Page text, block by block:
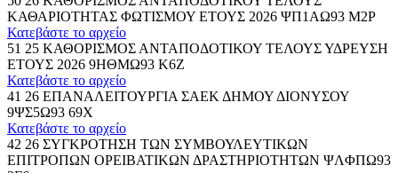
ΚΑΘΑΡΙΟΤΗΤΑΣ ΦΩΤΙΣΜΟΥ ΕΤΟΥΣ 2026 ΨΠ1ΑΩ93 Μ2Ρ
Κατεβάστε το αρχείο
51 25 ΚΑΘΟΡΙΣΜΟΣ ΑΝΤΑΠΟΔΟΤΙΚΟΥ ΤΕΛΟΥΣ ΥΔΡΕΥΣΗ
ΕΤΟΥΣ 2026 9ΗΘΜΩ93 Κ6Ζ
Κατεβάστε το αρχείο
41 26 ΕΠΑΝΑΛΕΙΤΟΥΡΓΙΑ ΣΑΕΚ ΔΗΜΟΥ ΔΙΟΝΥΣΟΥ
9ΨΣ5Ω93 69Χ
Κατεβάστε το αρχείο
42 26 ΣΥΓΚΡΟΤΗΣΗ ΤΩΝ ΣΥΜΒΟΥΛΕΥΤΙΚΩΝ
ΕΠΙΤΡΟΠΩΝ ΟΡΕΙΒΑΤΙΚΩΝ ΔΡΑΣΤΗΡΙΟΤΗΤΩΝ ΨΛΦΠΩ93